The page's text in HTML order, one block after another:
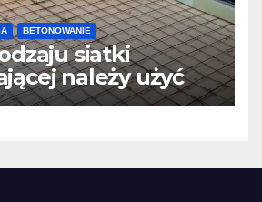
BETONOWANIE
siatki
należy użyć
podłogowych?